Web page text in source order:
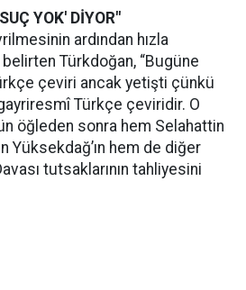
YOK' DİYOR"
ardından hızla
Türkdoğan, “Bugüne
çeviri ancak yetişti çünkü
Türkçe çeviridir. O
öğleden sonra hem Selahattin
Yüksekdağ’ın hem de diğer
tutsaklarının tahliyesini